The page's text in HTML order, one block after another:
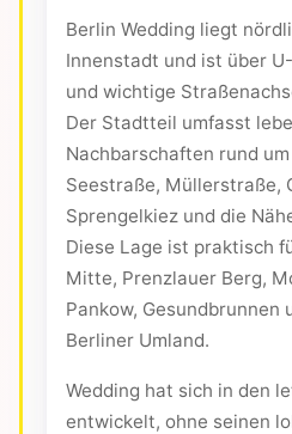
Berlin Wedding liegt
Innenstadt und ist über
und wichtige
Der Stadtteil umfasst
Nachbarschaften rund
Seestraße, Müllerstraße,
Sprengelkiez und die
Diese Lage ist praktisch
Mitte, Prenzlauer Berg,
Pankow, Gesundbrunnen
Berliner Umland.
Wedding hat sich in den
entwickelt, ohne seinen